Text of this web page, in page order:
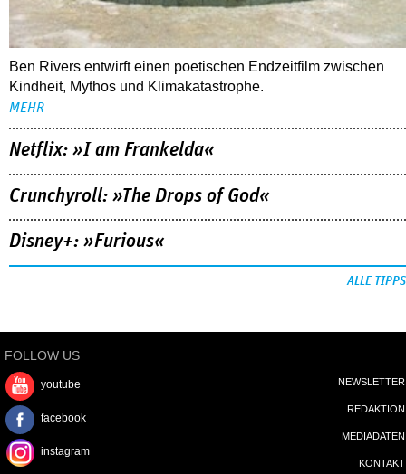
Ben Rivers entwirft einen poetischen Endzeitfilm zwischen
Kindheit, Mythos und Klimakatastrophe.
MEHR
Netflix: »I am Frankelda«
Crunchyroll: »The Drops of God«
Disney+: »Furious«
ALLE TIPPS
FOLLOW US
youtube
facebook
instagram
NEWSLETTER
REDAKTION
MEDIADATEN
KONTAKT